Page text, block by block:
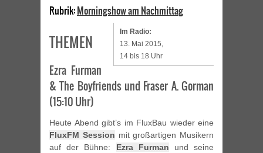
Rubrik:Morningshow am Nachmittag
Im Radio:
13. Mai 2015,
14 bis 18 Uhr
THEMEN
Ezra Furman
& The Boyfriends und Fraser A. Gorman
(15:10 Uhr)
Heute Abend gibt’s im FluxBau wieder eine
FluxFM Session mit großartigen Musikern
auf der Bühne: Ezra Furman und seine